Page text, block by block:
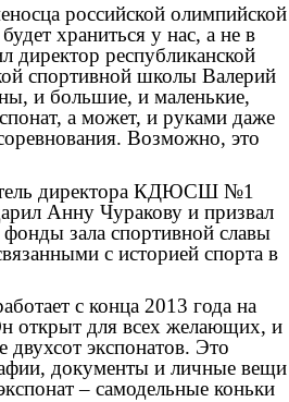
российской олимпийской
храниться у нас, а не в
директор республиканской
спортивной школы Валерий
и большие, и маленькие,
а может, и руками даже
Возможно, это
директора КДЮСШ №1
Анну Чуракову и призвал
фонды зала спортивной славы
с историей спорта в
с конца 2013 года на
открыт для всех желающих, и
двухсот экспонатов. Это
документы и личные вещи
– самодельные коньки